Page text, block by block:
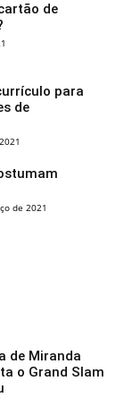
de
para
de
de 2021
de Miranda
o Grand Slam